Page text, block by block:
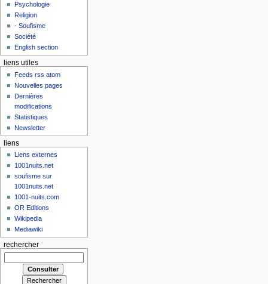
Psychologie
Religion
- Soufisme
Société
English section
liens utiles
Feeds rss atom
Nouvelles pages
Dernières
modifications
Statistiques
Newsletter
liens
Liens externes
1001nuits.net
soufisme sur
1001nuits.net
1001-nuits.com
OR Editions
Wikipedia
Mediawiki
rechercher